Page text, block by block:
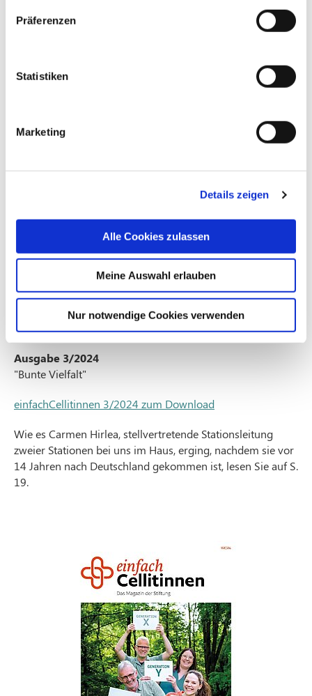
Präferenzen
Statistiken
Marketing
Details zeigen
Alle Cookies zulassen
Meine Auswahl erlauben
Nur notwendige Cookies verwenden
geschrieben aus der Sicht von
Chefarzt Dr. Jan Karl
Ausgabe 3/2024
"Bunte Vielfalt"
einfachCellitinnen 3/2024 zum Download
Wie es Carmen Hirlea, stellvertretende Stationsleitung
zweier Stationen bei uns im Haus, erging, nachdem sie vor
14 Jahren nach Deutschland gekommen ist, lesen Sie auf S.
19.